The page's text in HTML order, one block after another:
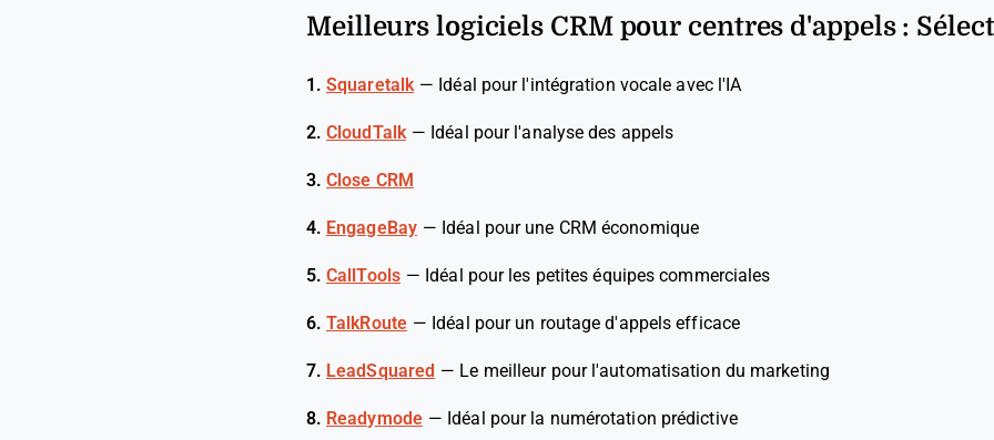
Meilleurs logiciels CRM pour centres d'appels :
1. Squaretalk — Idéal pour l'intégration vocale avec l'IA
2. CloudTalk — Idéal pour l'analyse des appels
3. Close CRM
4. EngageBay — Idéal pour une CRM économique
5. CallTools — Idéal pour les petites équipes commerciales
6. TalkRoute — Idéal pour un routage d'appels efficace
7. LeadSquared — Le meilleur pour l'automatisation du marketing
8. Readymode — Idéal pour la numérotation prédictive